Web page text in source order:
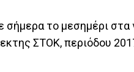
σήμερα το μεσημέρι
ΣΤΟΚ, περιόδου